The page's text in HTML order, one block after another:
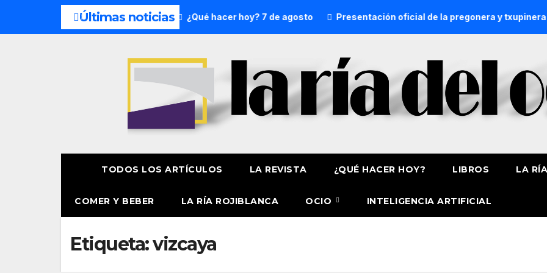
Últimas noticias
fin de semana: 8 y 9 de agosto ¿Qué hacer hoy? 7 de agosto Presentación oficial de la pregonera y txupinera de
TODOS LOS ARTÍCULOS LA REVISTA ¿QUÉ HACER HOY? LIBROS LA
COMER Y BEBER LA RÍA ROJIBLANCA OCIO INTELIGENCIA ARTIFICIAL
Etiqueta:vizcaya